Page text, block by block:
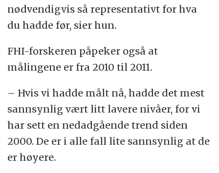
nødvendigvis så representativt for hva
du hadde før, sier hun.
FHI-forskeren påpeker også at
målingene er fra 2010 til 2011.
– Hvis vi hadde målt nå, hadde det mest
sannsynlig vært litt lavere nivåer, for vi
har sett en nedadgående trend siden
2000. De er i alle fall lite sannsynlig at de
er høyere.